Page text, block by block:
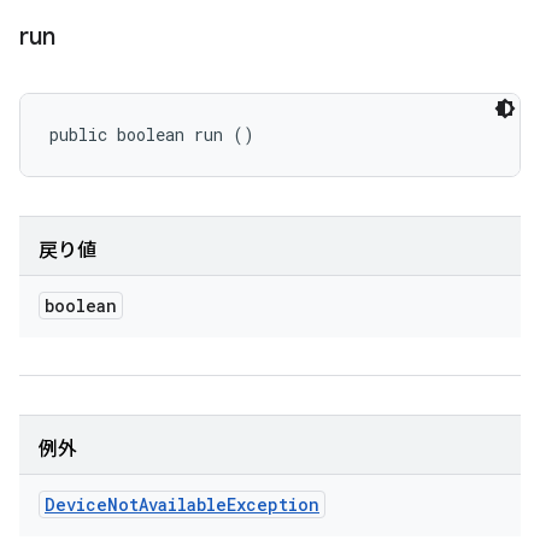
run
public boolean run ()
戻り値
boolean
例外
DeviceNotAvailableException